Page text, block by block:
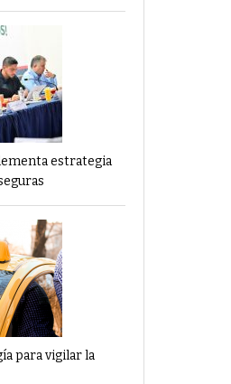
estrategia
para vigilar la